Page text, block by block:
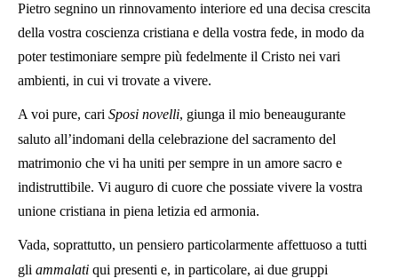
Pietro segnino un rinnovamento interiore ed una decisa crescita
della vostra coscienza cristiana e della vostra fede, in modo da
poter testimoniare sempre più fedelmente il Cristo nei vari
ambienti, in cui vi trovate a vivere.
A voi pure, cari Sposi novelli, giunga il mio beneaugurante
saluto all’indomani della celebrazione del sacramento del
matrimonio che vi ha uniti per sempre in un amore sacro e
indistruttibile. Vi auguro di cuore che possiate vivere la vostra
unione cristiana in piena letizia ed armonia.
Vada, soprattutto, un pensiero particolarmente affettuoso a tutti
gli ammalati qui presenti e, in particolare, ai due gruppi